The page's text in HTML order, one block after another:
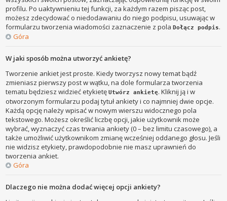
profilu. Po uaktywnieniu tej funkcji, za każdym razem pisząc post,
możesz zdecydować o niedodawaniu do niego podpisu, usuwając w
formularzu tworzenia wiadomości zaznaczenie z polaDołącz podpis.
Góra
W jaki sposób można utworzyć ankietę?
Tworzenie ankiet jest proste. Kiedy tworzysz nowy temat bądź
zmieniasz pierwszy post w wątku, na dole formularza tworzenia
tematu będziesz widzieć etykietęUtwórz ankietę. Kliknij ją i w
otworzonym formularzu podaj tytuł ankiety i co najmniej dwie opcje.
Każdą opcję należy wpisać w nowym wierszu widocznego pola
tekstowego. Możesz określić liczbę opcji, jakie użytkownik może
wybrać, wyznaczyć czas trwania ankiety (0 – bez limitu czasowego), a
także umożliwić użytkownikom zmianę wcześniej oddanego głosu. Jeśli
nie widzisz etykiety, prawdopodobnie nie masz uprawnień do
tworzenia ankiet.
Góra
Dlaczego nie można dodać więcej opcji ankiety?